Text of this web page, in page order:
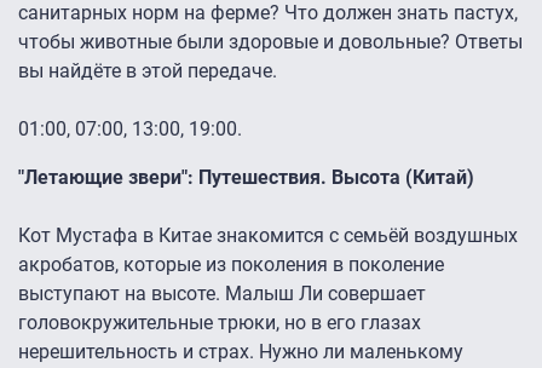
санитарных норм на ферме? Что должен знать пастух,
чтобы животные были здоровые и довольные? Ответы
вы найдёте в этой передаче.
01:00, 07:00, 13:00, 19:00.
"Летающие звери": Путешествия. Высота (Китай)
Кот Мустафа в Китае знакомится с семьёй воздушных
акробатов, которые из поколения в поколение
выступают на высоте. Малыш Ли совершает
головокружительные трюки, но в его глазах
нерешительность и страх. Нужно ли маленькому